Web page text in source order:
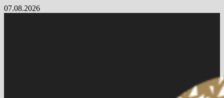
Skip
07.08.2026